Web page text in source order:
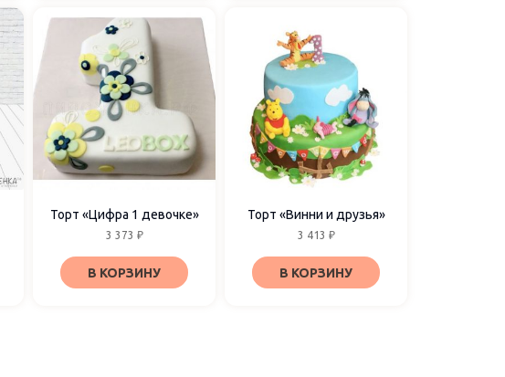
Торт «Цифра 1 девочке»
3 373 ₽
В КОРЗИНУ
Торт «Винни и друзья»
3 413 ₽
В КОРЗИНУ